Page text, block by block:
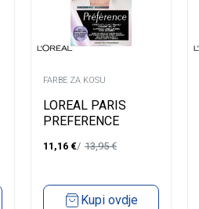
FARBE ZA KOSU
LOREAL PARIS
PREFERENCE
9.12 SIBERIA VERY
11,16 € 13,95€
Kupi ovdje